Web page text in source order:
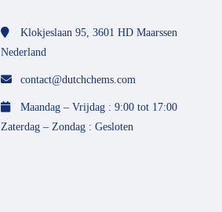
Klokjeslaan 95, 3601 HD Maarssen
Nederland
contact@dutchchems.com
Maandag – Vrijdag : 9:00 tot 17:00
Zaterdag – Zondag : Gesloten